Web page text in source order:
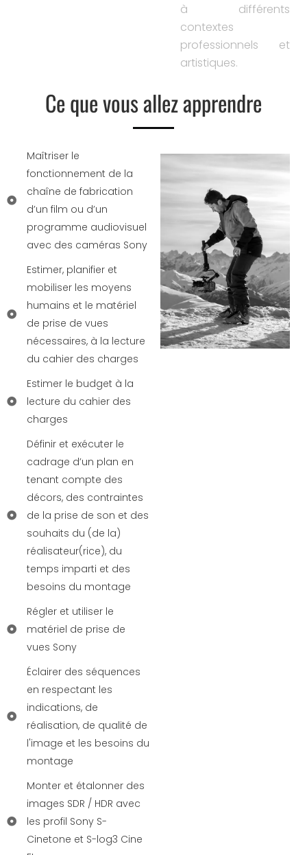
à différents
contextes
professionnels et
artistiques.
Ce que vous allez apprendre
Maîtriser le
fonctionnement de la
chaîne de fabrication
d’un film ou d’un
programme audiovisuel
avec des caméras Sony
Estimer, planifier et
mobiliser les moyens
humains et le matériel
de prise de vues
nécessaires, à la lecture
du cahier des charges
Estimer le budget à la
lecture du cahier des
charges
Définir et exécuter le
cadrage d’un plan en
tenant compte des
décors, des contraintes
de la prise de son et des
souhaits du (de la)
réalisateur(rice), du
temps imparti et des
besoins du montage
Régler et utiliser le
matériel de prise de
vues Sony
Éclairer des séquences
en respectant les
indications, de
réalisation, de qualité de
l'image et les besoins du
montage
Monter et étalonner des
images SDR / HDR avec
les profil Sony S-
Cinetone et S-log3 Cine